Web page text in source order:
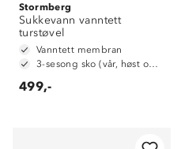
Stormberg
Sukkevann vanntett
turstøvel
Vanntett membran
3-sesong sko (vår, høst og vinter)
499,-